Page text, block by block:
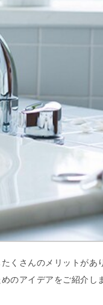
くさんのメリットが
のアイデアをご紹介し